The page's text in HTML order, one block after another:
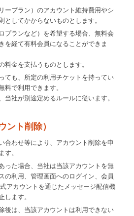
ープラン）のアカウント維持費用やシ
としてかからないものとします。
プランなど）を希望する場合、無料会
を経て有料会員になることができま
料金を支払うものとします。
ても、所定の利用チケットを持ってい
料で利用できます。
当社が別途定めるルールに従います。
ント削除）
合わせ等により、アカウント削除を申
す。
った場合、当社は当該アカウントを無
の利用、管理画面へのログイン、会員
アカウントを通じたメッセージ配信機
します。
後は、当該アカウントは利用できない